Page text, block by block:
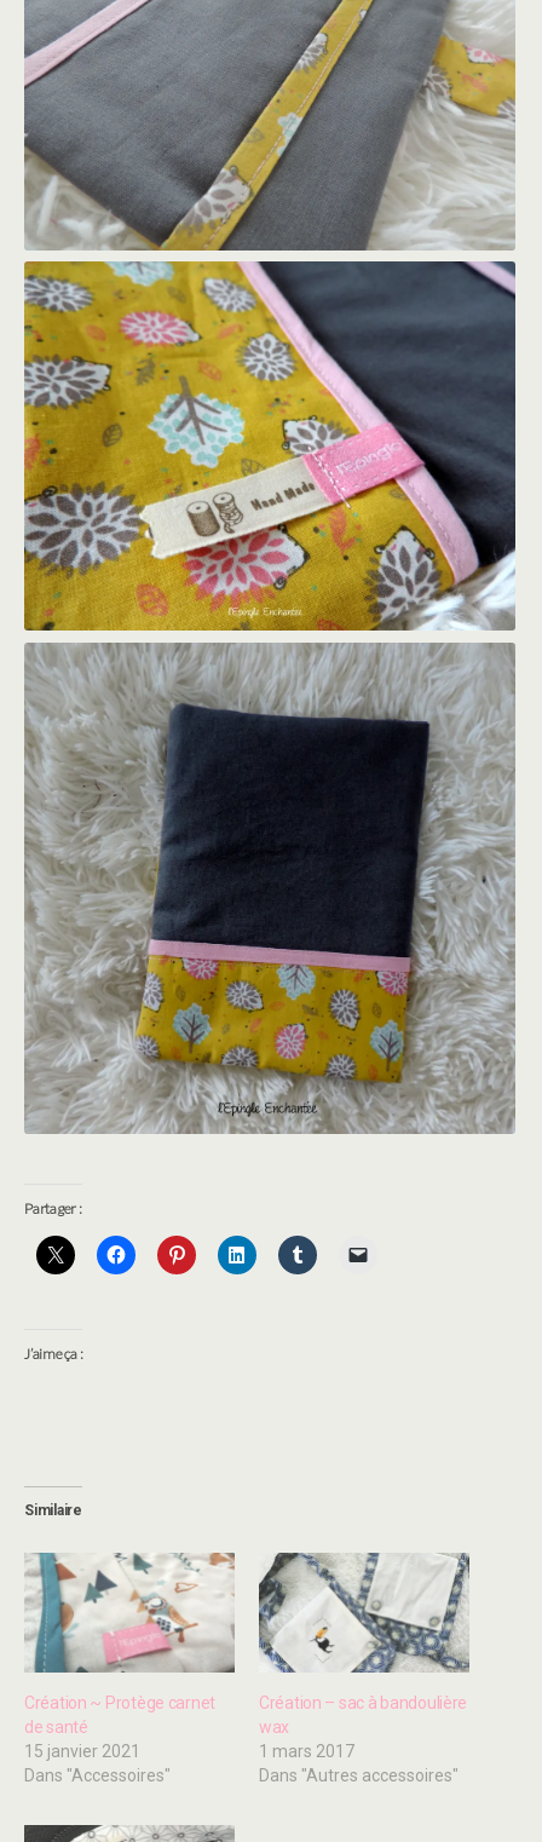
Partager :
J’aime ça :
Similaire
Création ~ Protège carnet
de santé
15 janvier 2021
Dans "Accessoires"
Création – sac à bandoulière
wax
1 mars 2017
Dans "Autres accessoires"